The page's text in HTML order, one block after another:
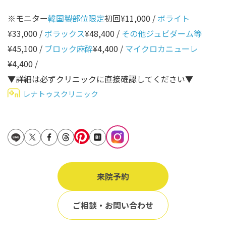
唇
口角
顎
首
ヒアルロン酸リフトアッ
立ち耳
鎖骨
年代から探す
10代
30代
60代
80代
※モニター韓国製部位限定初回¥11,000 / ボライト
¥33,000 / ボラックス¥48,400 / その他ジュビダーム等
¥45,100 / ブロック麻酔¥4,400 / マイクロカニューレ
¥4,400 /
▼詳細は必ずクリニックに直接確認してください▼
レナトゥスクリニック
来院予約
ご相談・お問い合わせ